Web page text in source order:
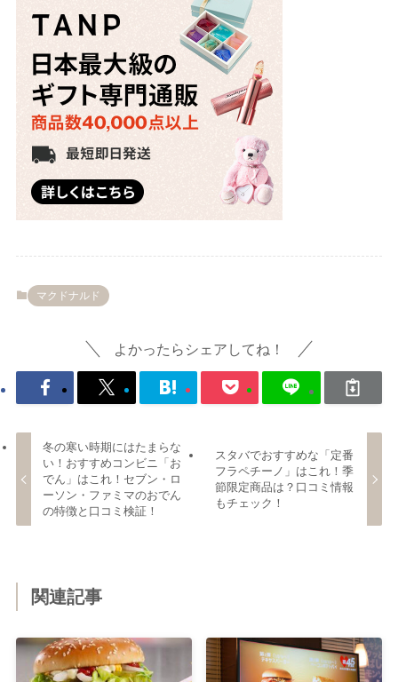
マクドナルド
よかったらシェアしてね！
冬の寒い時期にはたまらな
い！おすすめコンビニ「お
でん」はこれ！セブン・ロ
ーソン・ファミマのおでん
の特徴と口コミ検証！
スタバでおすすめな「定番
フラペチーノ」はこれ！季
節限定商品は？口コミ情報
もチェック！
関連記事